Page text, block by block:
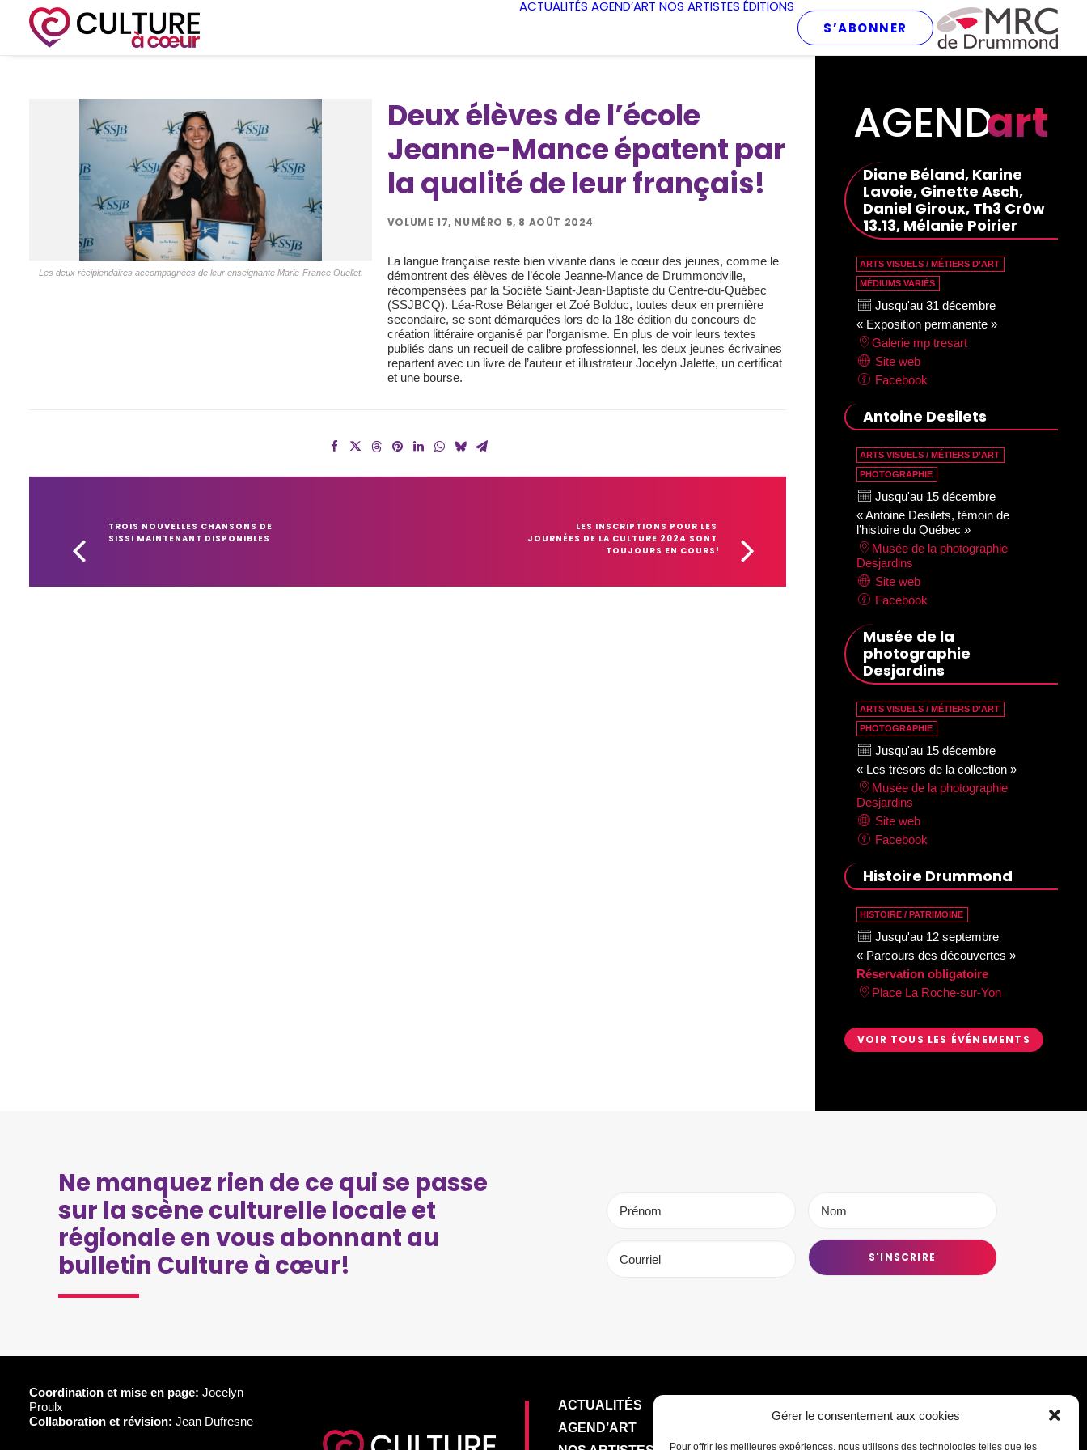
Gérer le consentement aux cookies
Pour offrir les meilleures expériences, nous utilisons des technologies telles que les
ACTUALITÉS AGEND’ART NOS ARTISTES ÉDITIONS
S’ABONNER
Les deux récipiendaires accompagnées de leur enseignante Marie-France Ouellet.
Deux élèves de l’école
Jeanne-Mance épatent par
la qualité de leur français!
VOLUME 17, NUMÉRO 5, 8 AOÛT 2024
La langue française reste bien vivante dans le cœur des jeunes, comme le
démontrent des élèves de l’école Jeanne-Mance de Drummondville,
récompensées par la Société Saint-Jean-Baptiste du Centre-du-Québec
(SSJBCQ). Léa-Rose Bélanger et Zoé Bolduc, toutes deux en première
secondaire, se sont démarquées lors de la 18e édition du concours de
création littéraire organisé par l’organisme. En plus de voir leurs textes
publiés dans un recueil de calibre professionnel, les deux jeunes écrivaines
repartent avec un livre de l’auteur et illustrateur Jocelyn Jalette, un certificat
et une bourse.
TROIS NOUVELLES CHANSONS DE
SISSI MAINTENANT DISPONIBLES
LES INSCRIPTIONS POUR LES
JOURNÉES DE LA CULTURE 2024 SONT
TOUJOURS EN COURS!
AGENDart
Diane Béland, Karine
Lavoie, Ginette Asch,
Daniel Giroux, Th3 Cr0w
13.13, Mélanie Poirier
ARTS VISUELS / MÉTIERS D’ART
MÉDIUMS VARIÉS
Jusqu'au 31 décembre
« Exposition permanente »
Galerie mp tresart
Site web
Facebook
Antoine Desilets
ARTS VISUELS / MÉTIERS D’ART
PHOTOGRAPHIE
Jusqu'au 15 décembre
« Antoine Desilets, témoin de
l’histoire du Québec »
Musée de la photographie
Desjardins
Site web
Facebook
Musée de la
photographie
Desjardins
ARTS VISUELS / MÉTIERS D’ART
PHOTOGRAPHIE
Jusqu'au 15 décembre
« Les trésors de la collection »
Musée de la photographie
Desjardins
Site web
Facebook
Histoire Drummond
HISTOIRE / PATRIMOINE
Jusqu'au 12 septembre
« Parcours des découvertes »
Réservation obligatoire
Place La Roche-sur-Yon
VOIR TOUS LES ÉVÉNEMENTS
Ne manquez rien de ce qui se passe
sur la scène culturelle locale et
régionale en vous abonnant au
bulletin Culture à cœur!
Coordination et mise en page: Jocelyn
Proulx
Collaboration et révision: Jean Dufresne
ACTUALITÉS
AGEND’ART